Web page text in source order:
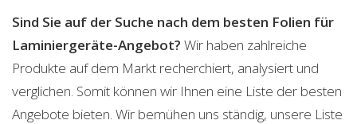
Sind Sie auf der Suche nach dem besten Folien für
Laminiergeräte-Angebot? Wir haben zahlreiche
Produkte auf dem Markt recherchiert, analysiert und
verglichen. Somit können wir Ihnen eine Liste der besten
Angebote bieten. Wir bemühen uns ständig, unsere Liste